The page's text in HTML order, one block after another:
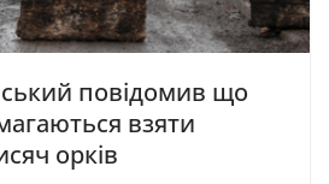
повідомив що
взяти
орків